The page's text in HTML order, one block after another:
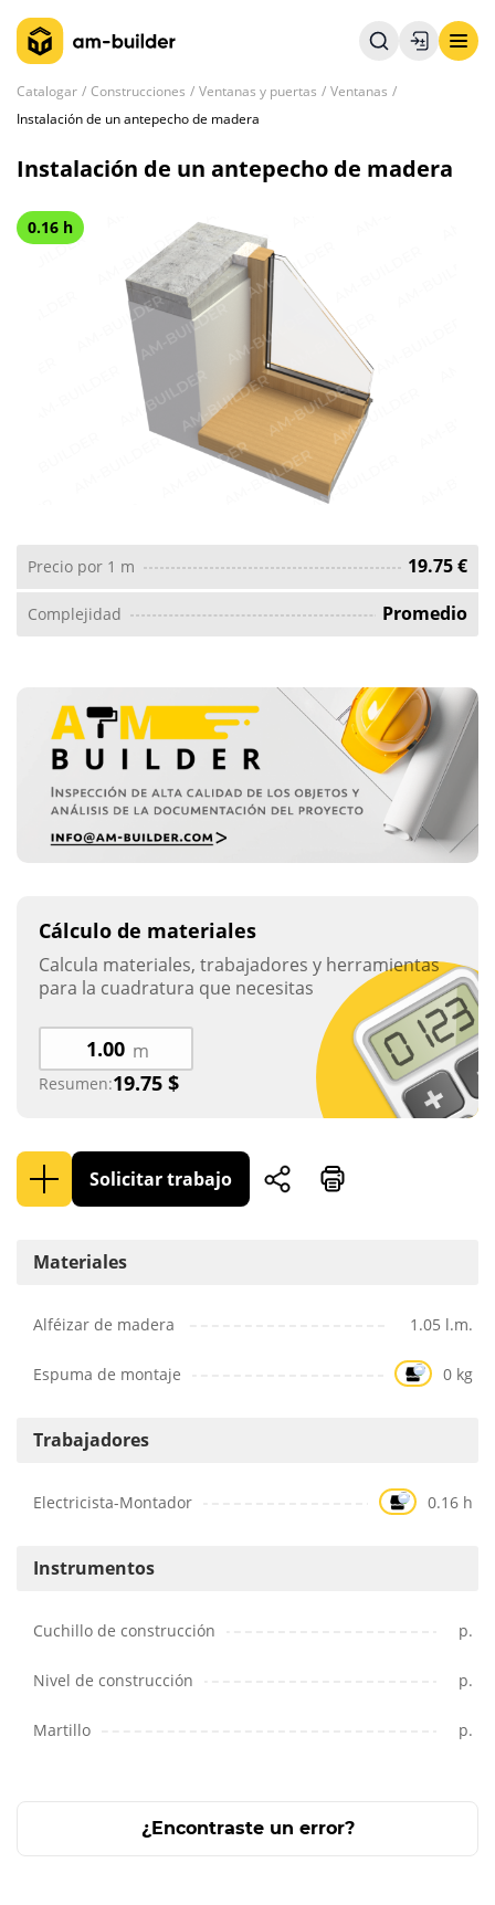
Catalogar Construcciones Ventanas y puertas
Ventanas
Instalación de un antepecho de madera
Instalación de un antepecho de madera
0.16 h
Precio por 1 m 19.75 €
Complejidad Promedio
Materiales
Alféizar de madera 1.05 l.m.
Espuma de montaje 0 kg
Trabajadores
Electricista-Montador 0.16 h
Instrumentos
Cuchillo de construcción p.
Nivel de construcción p.
Martillo p.
Cálculo de materiales
Calcula materiales, trabajadores y herramientas
para la cuadratura que necesitas
m
Resumen:19.75 $
Solicitar trabajo
¿Encontraste un error?